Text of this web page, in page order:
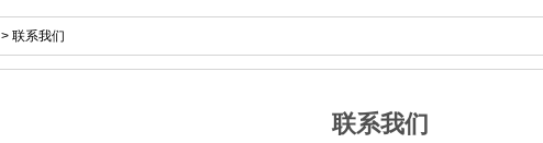
> 联系我们
联系我们